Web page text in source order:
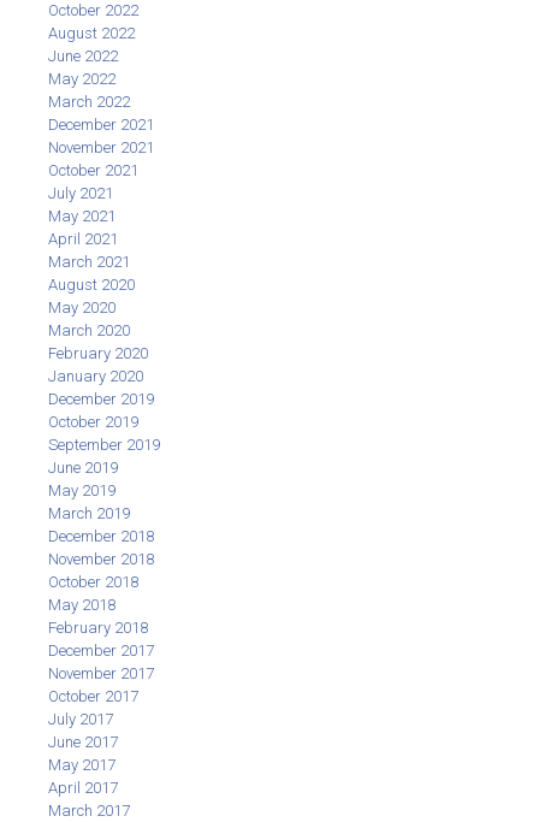
October 2022
August 2022
June 2022
May 2022
March 2022
December 2021
November 2021
October 2021
July 2021
May 2021
April 2021
March 2021
August 2020
May 2020
March 2020
February 2020
January 2020
December 2019
October 2019
September 2019
June 2019
May 2019
March 2019
December 2018
November 2018
October 2018
May 2018
February 2018
December 2017
November 2017
October 2017
July 2017
June 2017
May 2017
April 2017
March 2017